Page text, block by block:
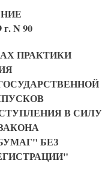
г. N 90
ПРАКТИКИ
В СИЛУ
БЕЗ